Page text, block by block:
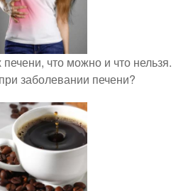
что можно и что нельзя.
заболевании печени?